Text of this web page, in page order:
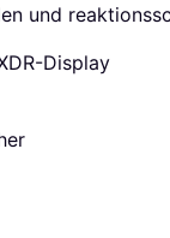
und
Display